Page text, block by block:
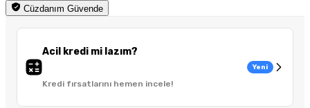
Cüzdanım Güvende
Acil kredi mi lazım?
Kredi fırsatlarını hemen incele!
Yeni